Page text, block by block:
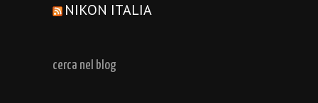
NIKON ITALIA
cerca nel blog